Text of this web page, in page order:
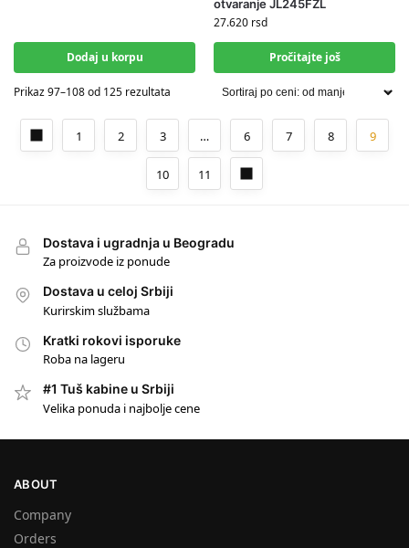
Dodaj u korpu
otvaranje JL245FZL
27.620 rsd
Pročitajte još
Prikaz 97–108 od 125 rezultata
1 2 3 … 6 7 8 9
10 11
Dostava i ugradnja u Beogradu
Za proizvode iz ponude
Dostava u celoj Srbiji
Kurirskim službama
Kratki rokovi isporuke
Roba na lageru
#1 Tuš kabine u Srbiji
Velika ponuda i najbolje cene
#1
ABOUT
Company
Orders